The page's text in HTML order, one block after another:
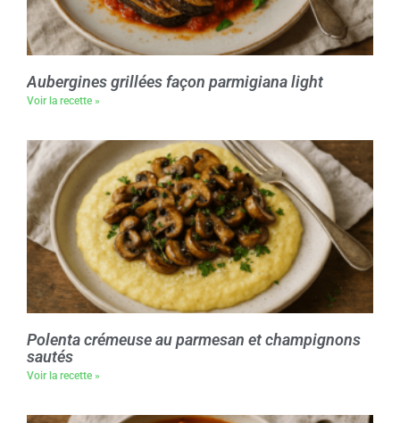
Aubergines grillées façon parmigiana light
Voir la recette »
Polenta crémeuse au parmesan et champignons
sautés
Voir la recette »